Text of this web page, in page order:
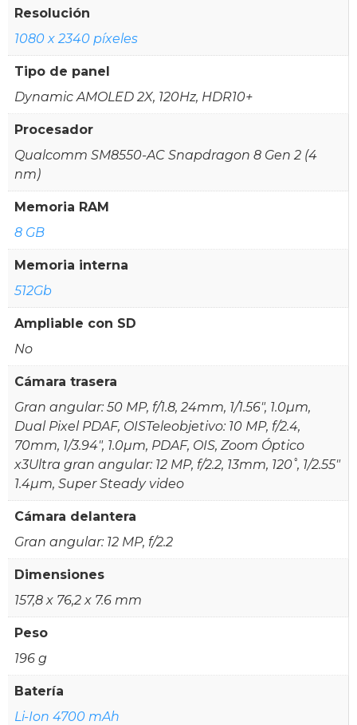
Resolución
1080 x 2340 píxeles
Tipo de panel
Dynamic AMOLED 2X, 120Hz, HDR10+
Procesador
Qualcomm SM8550-AC Snapdragon 8 Gen 2 (4
nm)
Memoria RAM
8 GB
Memoria interna
512Gb
Ampliable con SD
No
Cámara trasera
Gran angular: 50 MP, f/1.8, 24mm, 1/1.56", 1.0µm,
Dual Pixel PDAF, OISTeleobjetivo: 10 MP, f/2.4,
70mm, 1/3.94", 1.0µm, PDAF, OIS, Zoom Óptico
x3Ultra gran angular: 12 MP, f/2.2, 13mm, 120˚, 1/2.55"
1.4µm, Super Steady video
Cámara delantera
Gran angular: 12 MP, f/2.2
Dimensiones
157,8 x 76,2 x 7.6 mm
Peso
196 g
Batería
Li-Ion 4700 mAh